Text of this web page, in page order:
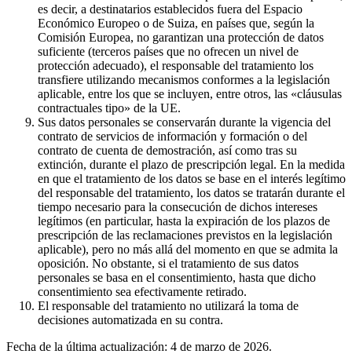
es decir, a destinatarios establecidos fuera del Espacio
Económico Europeo o de Suiza, en países que, según la
Comisión Europea, no garantizan una protección de datos
suficiente (terceros países que no ofrecen un nivel de
protección adecuado), el responsable del tratamiento los
transfiere utilizando mecanismos conformes a la legislación
aplicable, entre los que se incluyen, entre otros, las «cláusulas
contractuales tipo» de la UE.
Sus datos personales se conservarán durante la vigencia del
contrato de servicios de información y formación o del
contrato de cuenta de demostración, así como tras su
extinción, durante el plazo de prescripción legal. En la medida
en que el tratamiento de los datos se base en el interés legítimo
del responsable del tratamiento, los datos se tratarán durante el
tiempo necesario para la consecución de dichos intereses
legítimos (en particular, hasta la expiración de los plazos de
prescripción de las reclamaciones previstos en la legislación
aplicable), pero no más allá del momento en que se admita la
oposición. No obstante, si el tratamiento de sus datos
personales se basa en el consentimiento, hasta que dicho
consentimiento sea efectivamente retirado.
El responsable del tratamiento no utilizará la toma de
decisiones automatizada en su contra.
Fecha de la última actualización: 4 de marzo de 2026.